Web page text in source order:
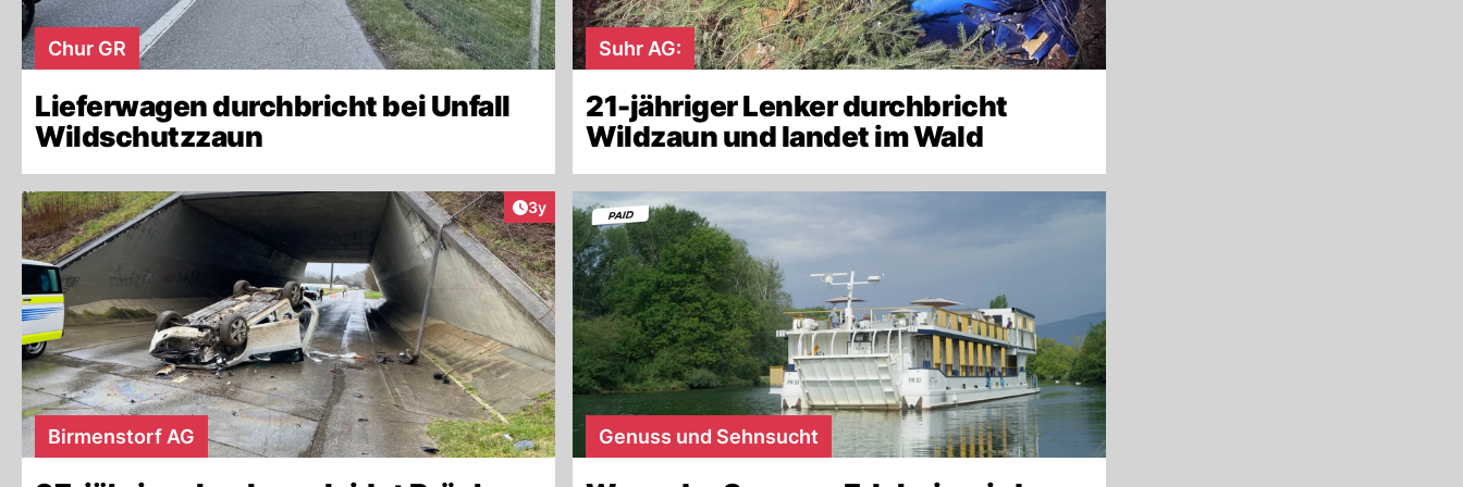
Chur GR
Lieferwagen durchbricht bei Unfall
Wildschutzzaun
Suhr AG:
21-jähriger Lenker durchbricht
Wildzaun und landet im Wald
Artikel veröffentlicht:
3y
Birmenstorf AG Genuss und Sehnsucht